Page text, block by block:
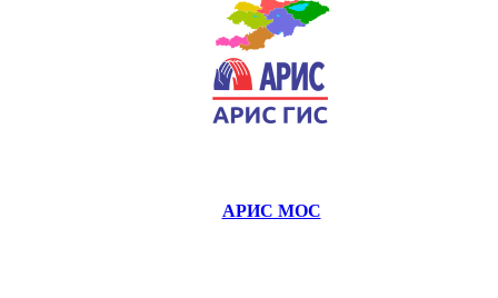
АРИС МОС